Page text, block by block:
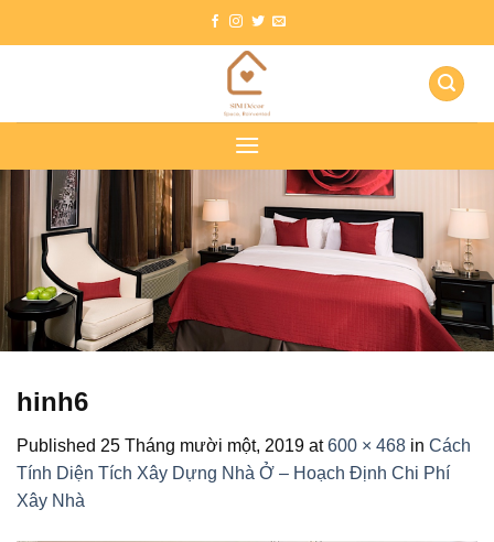
hinh6
Published 25 Tháng mười một, 2019 at600 × 468 in Cách
Tính Diện Tích Xây Dựng Nhà Ở – Hoạch Định Chi Phí
Xây Nhà